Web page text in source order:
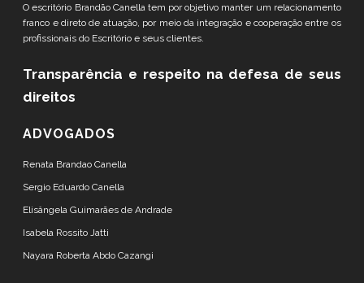
O escritório Brandão Canella tem por objetivo manter um relacionamento
franco e direto de atuação, por meio da integração e cooperação entre os
profissionais do Escritório e seus clientes.
Transparência e respeito na defesa de seus
direitos
ADVOGADOS
Renata Brandao Canella
Sergio Eduardo Canella
Elisângela Guimarães de Andrade
Isabela Rossito Jatti
Nayara Roberta Abdo Cazangi